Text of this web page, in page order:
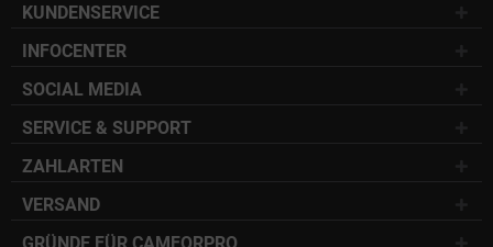
KUNDENSERVICE
INFOCENTER
SOCIAL MEDIA
SERVICE & SUPPORT
ZAHLARTEN
VERSAND
GRÜNDE FÜR CAMFORPRO